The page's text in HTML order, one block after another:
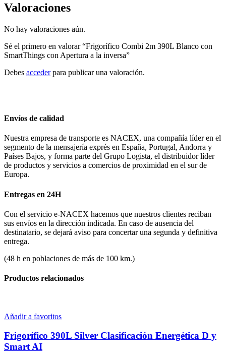
Valoraciones
No hay valoraciones aún.
Sé el primero en valorar “Frigorífico Combi 2m 390L Blanco con
SmartThings con Apertura a la inversa”
Debes accederpara publicar una valoración.
Envíos de calidad
Nuestra empresa de transporte es NACEX, una compañía líder en el
segmento de la mensajería exprés en España, Portugal, Andorra y
Países Bajos, y forma parte del Grupo Logista, el distribuidor líder
de productos y servicios a comercios de proximidad en el sur de
Europa.
Entregas en 24H
Con el servicio e-NACEX hacemos que nuestros clientes reciban
sus envíos en la dirección indicada. En caso de ausencia del
destinatario, se dejará aviso para concertar una segunda y definitiva
entrega.
(48 h en poblaciones de más de 100 km.)
Productos relacionados
Añadir a favoritos
Frigorífico 390L Silver Clasificación Energética D y
Smart AI